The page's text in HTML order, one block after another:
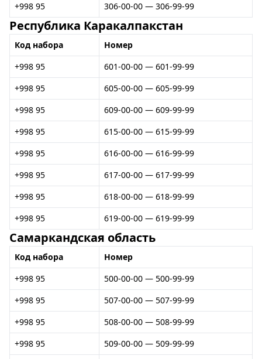
+998 95
306-00-00 — 306-99-99
Республика Каракалпакстан
Код набора
Номер
+998 95
601-00-00 — 601-99-99
+998 95
605-00-00 — 605-99-99
+998 95
609-00-00 — 609-99-99
+998 95
615-00-00 — 615-99-99
+998 95
616-00-00 — 616-99-99
+998 95
617-00-00 — 617-99-99
+998 95
618-00-00 — 618-99-99
+998 95
619-00-00 — 619-99-99
Самаркандская область
Код набора
Номер
+998 95
500-00-00 — 500-99-99
+998 95
507-00-00 — 507-99-99
+998 95
508-00-00 — 508-99-99
+998 95
509-00-00 — 509-99-99